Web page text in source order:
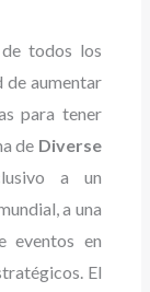
todos los
de aumentar
para tener
de Diverse
a un
a una
eventos en
El